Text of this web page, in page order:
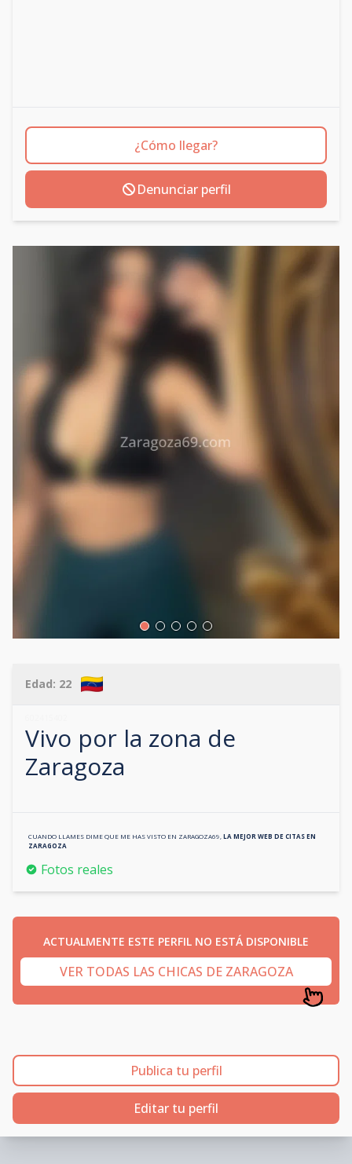
¿Cómo llegar?
Denunciar perfil
Edad: 22
Vivo por la zona de
Zaragoza
CUANDO LLAMES DIME QUE ME HAS VISTO EN ZARAGOZA69 LA MEJOR WEB DE CITAS EN
ZARAGOZA
Fotos reales
ACTUALMENTE ESTE PERFIL NO ESTÁ DISPONIBLE
VER TODAS LAS CHICAS DE ZARAGOZA
Publica tu perfil
Editar tu perfil